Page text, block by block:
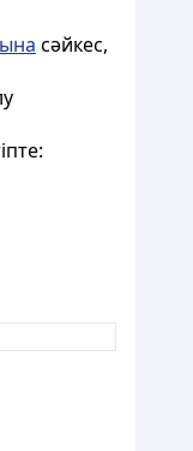
сәйкес,